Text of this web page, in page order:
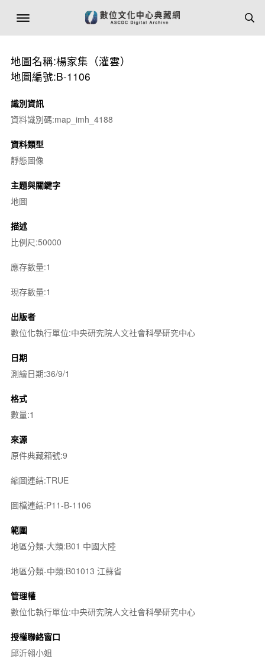
地圖名稱:楊家集（灌雲）
地圖編號:B-1106
識別資訊
資料識別碼:map_imh_4188
資料類型
靜態圖像
主題與關鍵字
地圖
描述
比例尺:50000
應存數量:1
現存數量:1
出版者
數位化執行單位:中央研究院人文社會科學研究中心
日期
測繪日期:36/9/1
格式
數量:1
來源
原件典藏箱號:9
縮圖連結:TRUE
圖檔連結:P11-B-1106
範圍
地區分類-大類:B01 中國大陸
地區分類-中類:B01013 江蘇省
管理權
數位化執行單位:中央研究院人文社會科學研究中心
授權聯絡窗口
邱沂翎小姐